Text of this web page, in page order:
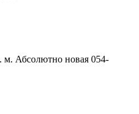
м. Абсолютно новая 054-